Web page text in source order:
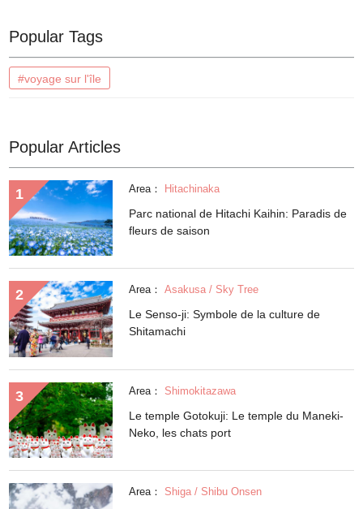
Popular Tags
#voyage sur l'île
Popular Articles
Area： Hitachinaka
Parc national de Hitachi Kaihin: Paradis de
fleurs de saison
Area： Asakusa / Sky Tree
Le Senso-ji: Symbole de la culture de
Shitamachi
Area： Shimokitazawa
Le temple Gotokuji: Le temple du Maneki-
Neko, les chats port
Area： Shiga / Shibu Onsen